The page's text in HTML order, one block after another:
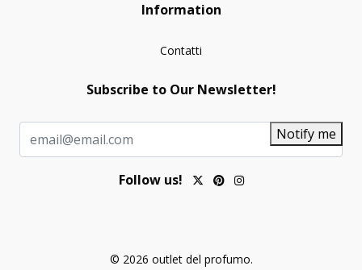
Information
Contatti
Subscribe to Our Newsletter!
Notify me
Follow us!
© 2026 outlet del profumo.